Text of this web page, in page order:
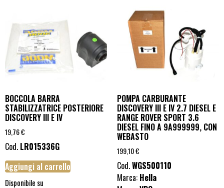
BOCCOLA BARRA
STABILIZZATRICE POSTERIORE
DISCOVERY III E IV
19,76€
Cod. LR015336G
Aggiungi al carrello
Disponibile su
POMPA CARBURANTE
DISCOVERY III E IV 2.7 DIESEL E
RANGE ROVER SPORT 3.6
DIESEL FINO A 9A999999, CON
WEBASTO
199,10€
Cod.WGS500110
Marca: Hella